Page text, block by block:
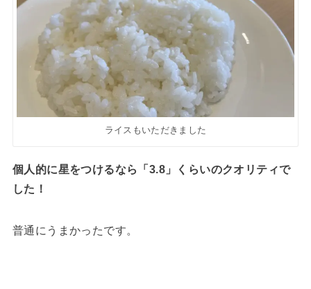
ライスもいただきました
個人的に星をつけるなら「3.8」くらいのクオリティで
した！
普通にうまかったです。